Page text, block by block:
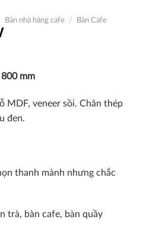
Bàn nhà hàng cafe / Bàn Cafe
mm
MDF, veneer sồi. Chân thép
đen.
thanh mảnh nhưng chắc
trà, bàn cafe, bàn quầy